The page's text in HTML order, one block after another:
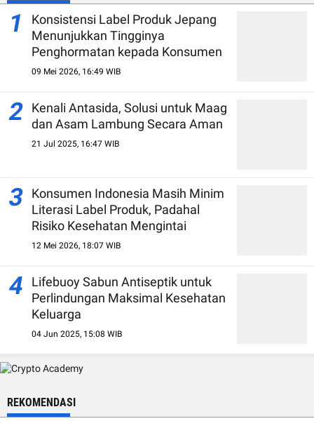
1
Konsistensi Label Produk Jepang
Menunjukkan Tingginya
Penghormatan kepada Konsumen
09 Mei 2026, 16:49 WIB
2
Kenali Antasida, Solusi untuk Maag
dan Asam Lambung Secara Aman
21 Jul 2025, 16:47 WIB
3
Konsumen Indonesia Masih Minim
Literasi Label Produk, Padahal
Risiko Kesehatan Mengintai
12 Mei 2026, 18:07 WIB
4
Lifebuoy Sabun Antiseptik untuk
Perlindungan Maksimal Kesehatan
Keluarga
04 Jun 2025, 15:08 WIB
REKOMENDASI